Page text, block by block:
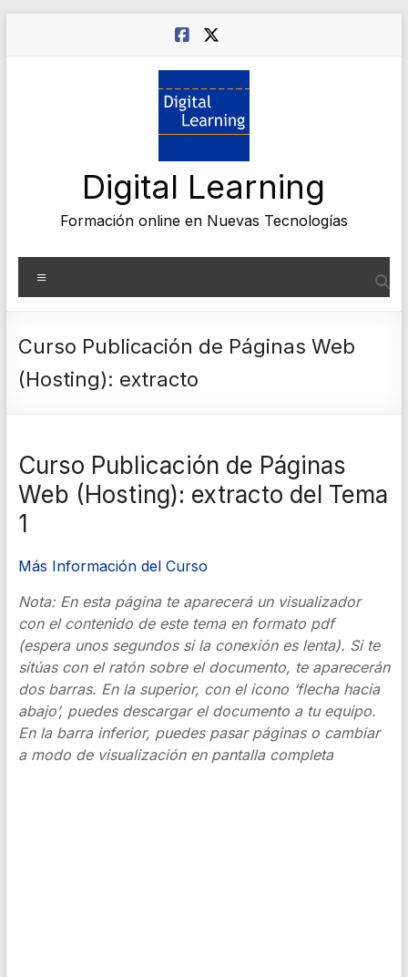
Digital Learning
Formación online en Nuevas Tecnologías
Curso Publicación de Páginas Web
(Hosting): extracto
Curso Publicación de Páginas
Web (Hosting): extracto del Tema
1
Más Información del Curso
Nota: En esta página te aparecerá un visualizador
con el contenido de este tema en formato pdf
(espera unos segundos si la conexión es lenta). Si te
sitúas con el ratón sobre el documento, te aparecerán
dos barras. En la superior, con el icono ‘flecha hacia
abajo’, puedes descargar el documento a tu equipo.
En la barra inferior, puedes pasar páginas o cambiar
a modo de visualización en pantalla completa